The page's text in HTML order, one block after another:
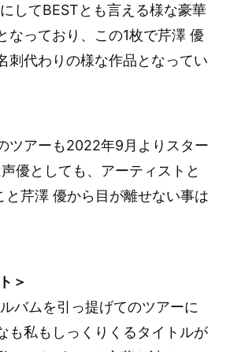
してBESTとも言える様な豪華
なっており、この1枚で芹澤 優
刺代わりの様な作品となってい
ツアーも2022年9月よりスター
優としても、アーティストと
と芹澤 優から目が離せない事は
＞
バムを引っ提げてのツアーに
も私もしっくりくるタイトルが